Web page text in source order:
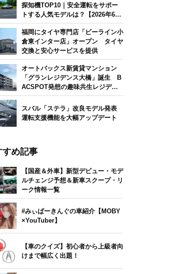
探知機TOP10｜安全運転をサポー
トする人気モデルは？【2026年6月
版】
福岡にタイヤ専門店「ビーライン小
倉東インター店」オープン タイヤ
交換と安心サービスを提供
オートバックス新賃貸マンション
「グランレジデンス大橋」誕生 B
ACSPOT発想の趣味共生レジデン
ス
スバル「ステラ」改良モデル発表
運転支援機能を大幅アップデート
すめ記事
【国産＆外車】新型デビュー・モデ
ルチェンジ予想＆新車スクープ・リ
ーク情報一覧
#みぃぱーきんぐの車紹介【MOBY
×YouTuber】
【車のクイズ】初心者から上級者向
けまで幅広く出題！